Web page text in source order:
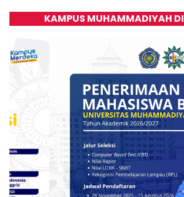
KAMPUS MUHAMMADIYAH DI